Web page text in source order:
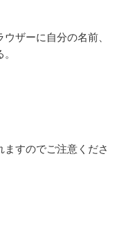
ザーに自分の名前、
すのでご注意くださ